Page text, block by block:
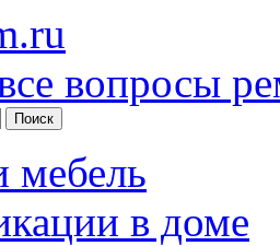
вопросы
мебель
в доме